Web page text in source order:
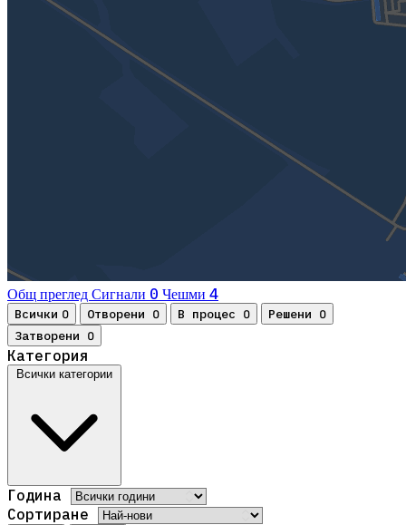
Общ преглед Сигнали 0 Чешми 4
Всички 0 Отворени 0 В процес 0 Решени 0
Затворени 0
Категория
Всички категории
Година
Сортиране